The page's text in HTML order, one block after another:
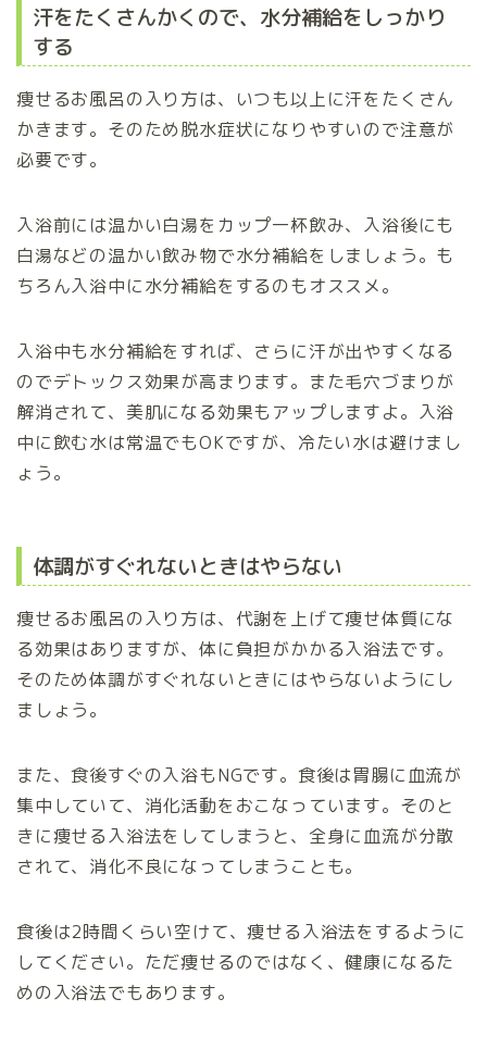
汗をたくさんかくので、水分補給をしっかり
する
痩せるお風呂の入り方は、いつも以上に汗をたくさん
かきます。そのため脱水症状になりやすいので注意が
必要です。
入浴前には温かい白湯をカップ一杯飲み、入浴後にも
白湯などの温かい飲み物で水分補給をしましょう。も
ちろん入浴中に水分補給をするのもオススメ。
入浴中も水分補給をすれば、さらに汗が出やすくなる
のでデトックス効果が高まります。また毛穴づまりが
解消されて、美肌になる効果もアップしますよ。入浴
中に飲む水は常温でもOKですが、冷たい水は避けまし
ょう。
体調がすぐれないときはやらない
痩せるお風呂の入り方は、代謝を上げて痩せ体質にな
る効果はありますが、体に負担がかかる入浴法です。
そのため体調がすぐれないときにはやらないようにし
ましょう。
また、食後すぐの入浴もNGです。食後は胃腸に血流が
集中していて、消化活動をおこなっています。そのと
きに痩せる入浴法をしてしまうと、全身に血流が分散
されて、消化不良になってしまうことも。
食後は2時間くらい空けて、痩せる入浴法をするように
してください。ただ痩せるのではなく、健康になるた
めの入浴法でもあります。